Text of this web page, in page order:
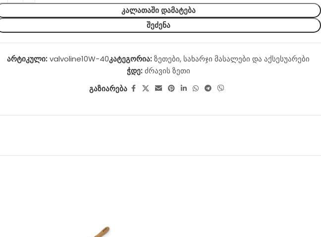
ᲙᲐᲚᲐᲗᲐᲨᲘ ᲓᲐᲛᲐᲢᲔᲑᲐ
ᲨᲔᲫᲔᲜᲐ
არტიკული: valvoline10W-40კატეგორია: ზეთები, სახარჯი მასალები და აქსესუარები
ჭდე: ძრავის ზეთი
გაზიარება